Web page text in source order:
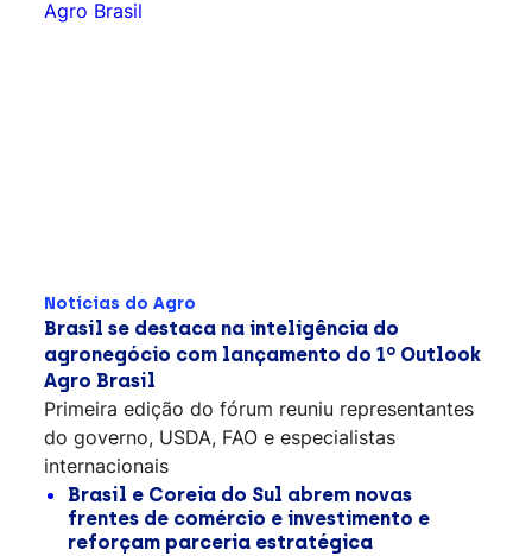
Notícias do Agro
Brasil se destaca na inteligência do
agronegócio com lançamento do 1º Outlook
Agro Brasil
Primeira edição do fórum reuniu representantes
do governo, USDA, FAO e especialistas
internacionais
Brasil e Coreia do Sul abrem novas
frentes de comércio e investimento e
reforçam parceria estratégica